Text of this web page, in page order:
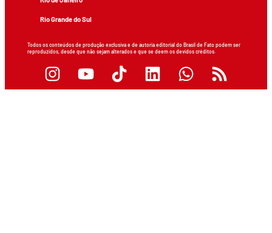
Rio Grande do Sul
Todos os conteúdos de produção exclusiva e de autoria editorial do Brasil de Fato podem ser
reproduzidos, desde que não sejam alterados e que se deem os devidos créditos.